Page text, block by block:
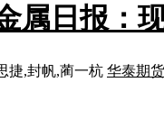
属日报：
捷,封帆,蔺一杭 华泰期货